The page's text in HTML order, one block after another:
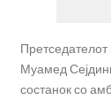
Муамед
состанок со